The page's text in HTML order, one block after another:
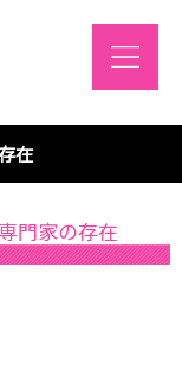
在
門家の存在